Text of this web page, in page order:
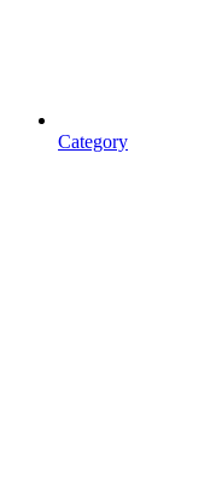
Category